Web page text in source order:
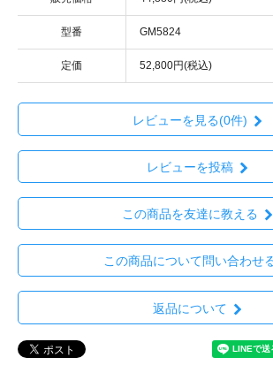
型番 GM5824
定価 52,800円(税込)
レビューを見る(0件)
レビューを投稿
この商品を友達に教える
この商品について問い合わせ
返品について